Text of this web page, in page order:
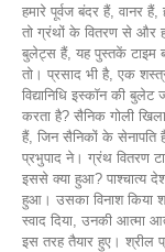
हमारे पूर्वज बंदर हैं, वानर
तो ग्रंथों के वितरण से और
बुलेट्स हैं, यह पुस्तकें टाइम
तो। प्रसाद भी है, एक
विद्यानिधि इस्कॉन की
करता है? सैनिक गोली
हैं, जिन सैनिकों के सेनापति
प्रभुपाद ने। ग्रंथ वितरण
इससे क्या हुआ? पाश्चात्य
हुआ। उसका विनाश किया
स्वाद दिया, उनकी आत्मा
इस तरह तैयार हुए। श्रील